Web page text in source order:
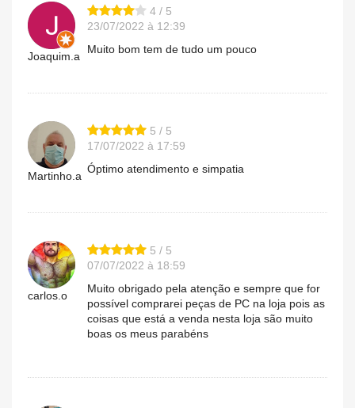
Joaquim.a
4 / 5
23/07/2022 à 12:39
Muito bom tem de tudo um pouco
Martinho.a
5 / 5
17/07/2022 à 17:59
Óptimo atendimento e simpatia
carlos.o
5 / 5
07/07/2022 à 18:59
Muito obrigado pela atenção e sempre que for
possível comprarei peças de PC na loja pois as
coisas que está a venda nesta loja são muito
boas os meus parabéns